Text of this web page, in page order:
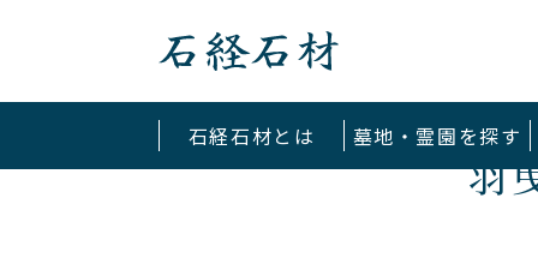
石経石材とは 墓地・霊園を探す
羽